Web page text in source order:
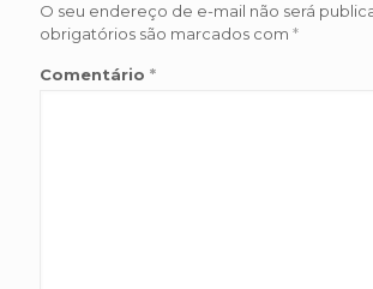
O seu endereço de e-mail não será
obrigatórios são marcados com *
Comentário *